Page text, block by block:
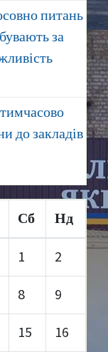
питань
за
до закладів
Сб Нд
1 2
8 9
15 16